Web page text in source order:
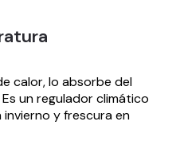
calor, lo absorbe del
un regulador climático
y frescura en